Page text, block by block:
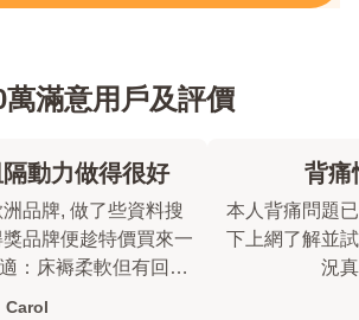
滿意用戶及評價
動力做得很好
品牌, 做了些資料搜
品牌便趁特價買來一
：床褥柔軟但有回彈
夜翻身我也沒被影響
Carol
背痛
本人背痛問題
下上網了解並
況